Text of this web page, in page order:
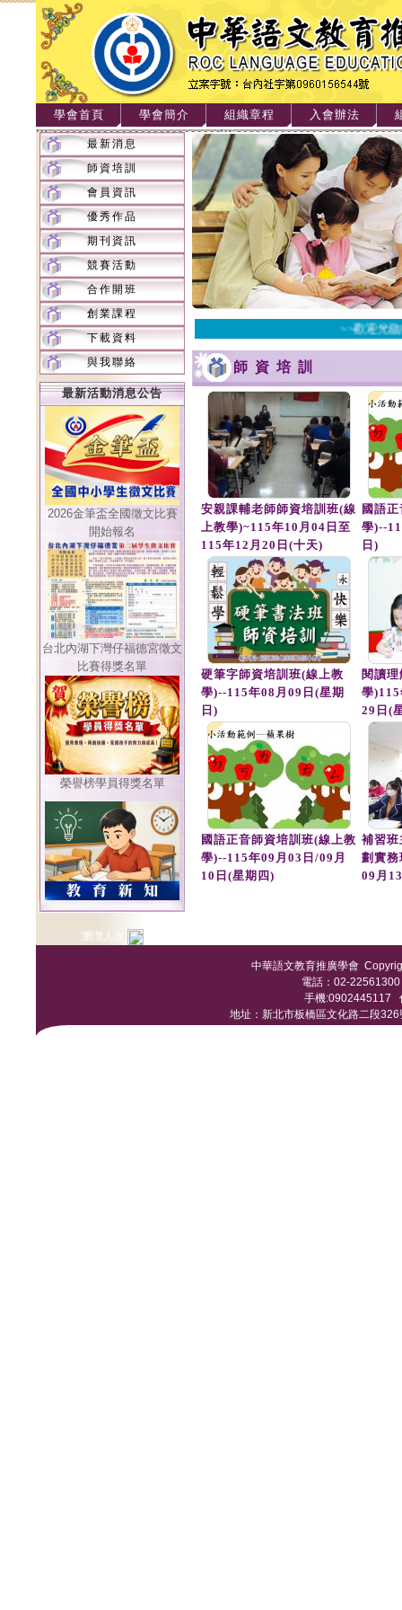
學會首頁 學會簡介 組織章程 入會辦法
最新消息
師資培訓
會員資訊
優秀作品
期刊資訊
競賽活動
合作開班
創業課程
下載資料
與我聯絡
最新活動消息公告
2026金筆盃全國徵文比賽
開始報名
台北內湖下灣仔福德宮徵文
比賽得獎名單
榮譽榜學員得獎名單
~~歡迎光
師資培訓
安親課輔老師師資培訓班(線
上教學)~115年10月04日至
115年12月20日(十天)
國語
學)--
日)
硬筆字師資培訓班(線上教
學)--115年08月09日(星期
日)
閱讀
學
29日(
國語正音師資培訓班(線上教
學)--115年09月03日/09月
10日(星期四)
補習
劃實
09月
瀏灠人次:
中華語文教育推廣學會
電話：02-
手機:0902445117
地址：新北市板橋區文化路二段